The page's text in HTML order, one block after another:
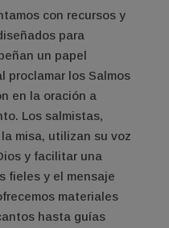
con recursos y
para
un papel
proclamar los Salmos
en la oración a
Los salmistas,
misa, utilizan su voz
y facilitar una
fieles y el mensaje
materiales
hasta guías